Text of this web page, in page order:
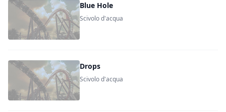
Blue Hole
Scivolo d'acqua
Drops
Scivolo d'acqua